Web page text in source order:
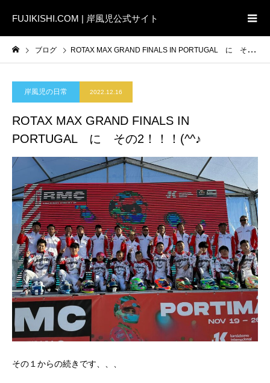
FUJIKISHI.COM | 岸風児公式サイト
ブログ ROTAX MAX GRAND FINALS IN PORTUGAL に その2！！！(^^♪
岸風児の日常 2022.12.16
ROTAX MAX GRAND FINALS IN
PORTUGAL に その2！！！(^^♪
その１からの続きです、、、